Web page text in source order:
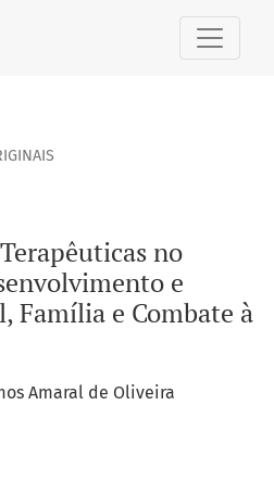
no Ministério do
no
e
Família e Combate à
Amaral de Oliveira